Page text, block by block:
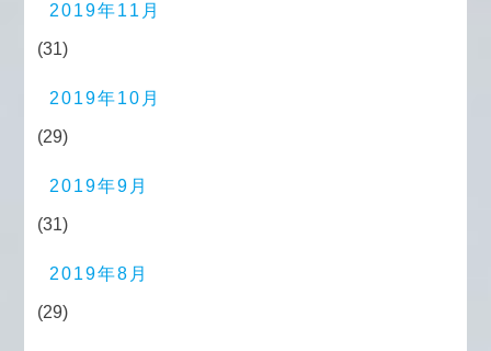
2019年11月
(31)
2019年10月
(29)
2019年9月
(31)
2019年8月
(29)